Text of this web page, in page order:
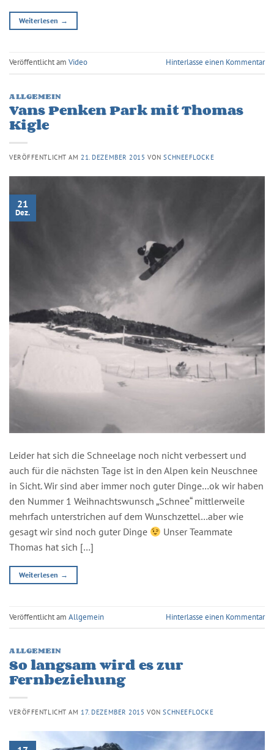
Weiterlesen →
Veröffentlicht am Video Hinterlasse einen Kommentar
ALLGEMEIN
Vans Penken Park mit Thomas
Kigle
VERÖFFENTLICHT AM21. DEZEMBER 2015 VONSCHNEEFLOCKE
21
Dez.
Leider hat sich die Schneelage noch nicht verbessert und
auch für die nächsten Tage ist in den Alpen kein Neuschnee
in Sicht. Wir sind aber immer noch guter Dinge…ok wir haben
den Nummer 1 Weihnachtswunsch „Schnee“ mittlerweile
mehrfach unterstrichen auf dem Wunschzettel…aber wie
gesagt wir sind noch guter Dinge
Unser Teammate
Thomas hat sich […]
Weiterlesen →
Veröffentlicht am Allgemein Hinterlasse einen Kommentar
ALLGEMEIN
So langsam wird es zur
Fernbeziehung
VERÖFFENTLICHT AM 17. DEZEMBER 2015 VONSCHNEEFLOCKE